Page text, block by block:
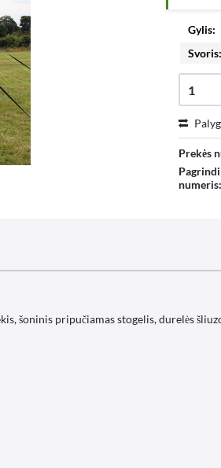
Gylis:
Svoris:
Prekės
numeris:
šoninis pripučiamas stogelis, durelės